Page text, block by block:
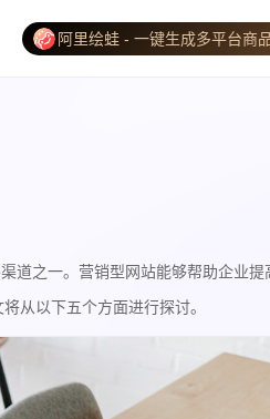
阿里绘蛙 - 一键生成多平台商
道之一。营销型网站能够帮助企业提
从以下五个方面进行探讨。